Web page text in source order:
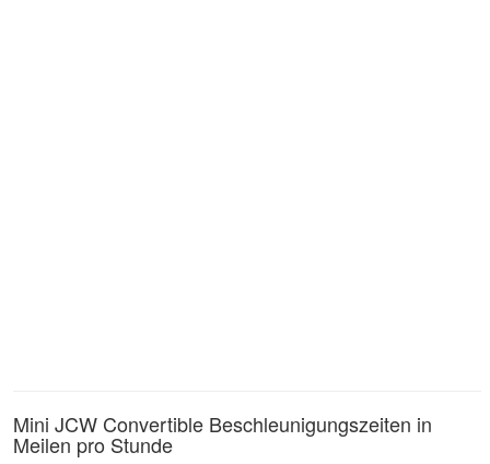
Mini JCW Convertible Beschleunigungszeiten in
Meilen pro Stunde